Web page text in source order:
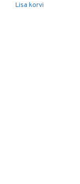
Lisa korvi